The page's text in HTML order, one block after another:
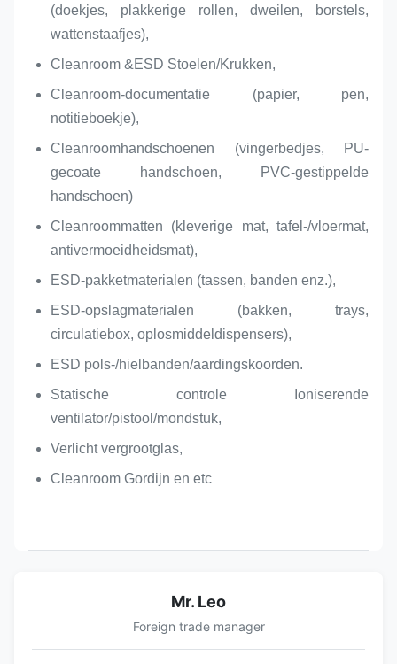
(doekjes, plakkerige rollen, dweilen, borstels,
wattenstaafjes),
Cleanroom &ESD Stoelen/Krukken,
Cleanroom-documentatie (papier, pen,
notitieboekje),
Cleanroomhandschoenen (vingerbedjes, PU-
gecoate handschoen, PVC-gestippelde
handschoen)
Cleanroommatten (kleverige mat, tafel-/vloermat,
antivermoeidheidsmat),
ESD-pakketmaterialen (tassen, banden enz.),
ESD-opslagmaterialen (bakken, trays,
circulatiebox, oplosmiddeldispensers),
ESD pols-/hielbanden/aardingskoorden.
Statische controle Ioniserende
ventilator/pistool/mondstuk,
Verlicht vergrootglas,
Cleanroom Gordijn en etc​
Mr. Leo
Foreign trade manager